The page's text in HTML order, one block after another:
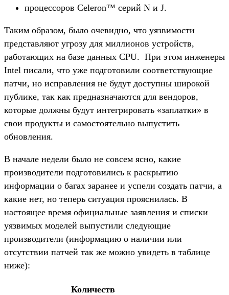
процессоров Celeron™ серий N и J.
Таким образом, было очевидно, что уязвимости
представляют угрозу для миллионов устройств,
работающих на базе данных CPU. При этом инженеры
Intel писали, что уже подготовили соответствующие
патчи, но исправления не будут доступны широкой
публике, так как предназначаются для вендоров,
которые должны будут интегрировать «заплатки» в
свои продукты и самостоятельно выпустить
обновления.
В начале недели было не совсем ясно, какие
производители подготовились к раскрытию
информации о багах заранее и успели создать патчи, а
какие нет, но теперь ситуация прояснилась. В
настоящее время официальные заявления и списки
уязвимых моделей выпустили следующие
производители (информацию о наличии или
отсутствии патчей так же можно увидеть в таблице
ниже):
Количеств